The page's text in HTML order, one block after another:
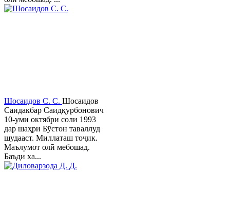
Шосаидов С. С. Шосаидов
Саидакбар Саидқурбонович
10-уми октябри соли 1993
дар шаҳри Бўстон таваллуд
шудааст. Миллаташ тоҷик.
Маълумот олӣ мебошад.
Баъди ха...